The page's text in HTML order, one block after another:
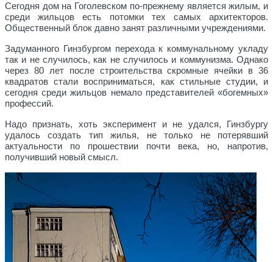
Сегодня дом на Гоголевском по-прежнему является жилым, и
среди жильцов есть потомки тех самых архитекторов.
Общественный блок давно занят различными учреждениями.
Задуманного Гинзбургом перехода к коммунальному укладу
так и не случилось, как не случилось и коммунизма. Однако
через 80 лет после строительства скромные ячейки в 36
квадратов стали восприниматься, как стильные студии, и
сегодня среди жильцов немало представителей «богемных»
профессий.
Надо признать, хоть эксперимент и не удался, Гинзбургу
удалось создать тип жилья, не только не потерявший
актуальности по прошествии почти века, но, напротив,
получивший новый смысл.